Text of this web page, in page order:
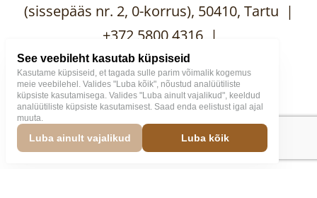
(sissepääs nr. 2, 0-korrus), 50410, Tartu |
+372 5800 4316 |
mooblistuudio@gmail.com
VäikeMööblistuudio2026
See veebileht kasutab küpsiseid
Kasutame küpsiseid, et tagada sulle parim võimalik kogemus
meie veebilehel. Valides "Luba kõik", nõustud analüütiliste
küpsiste kasutamisega. Valides "Luba ainult vajalikud", keeldud
analüütiliste küpsiste kasutamisest. Saad enda eelistust igal ajal
muuta.
Luba ainult vajalikud Luba kõik